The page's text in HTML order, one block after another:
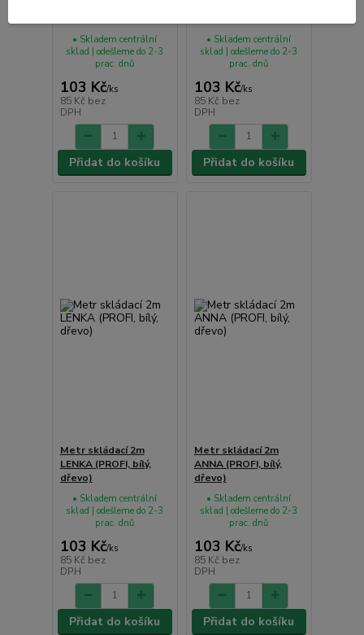
103 Kč/ks
85 Kč bez
DPH
• Skladem centrální
sklad | odešleme do 2-3
prac. dnů
Přidat do košíku
103 Kč/ks
85 Kč bez
DPH
• Skladem centrální
sklad | odešleme do 2-3
prac. dnů
Přidat do košíku
Metr skládací 2m
LENKA (PROFI, bílý,
dřevo)
103 Kč/ks
85 Kč bez
DPH
• Skladem centrální
sklad | odešleme do 2-3
prac. dnů
Přidat do košíku
Metr skládací 2m
ANNA (PROFI, bílý,
dřevo)
103 Kč/ks
85 Kč bez
DPH
• Skladem centrální
sklad | odešleme do 2-3
prac. dnů
Přidat do košíku